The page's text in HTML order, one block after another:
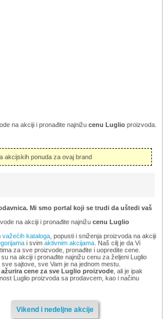
na akciji i pronađite najnižucenu Luglio proizvoda.
akcijskih ponuda za ovaj brand
Mi smo portal koji se trudi da uštedi vaš
na akciji i pronađite najnižu cenu Luglio
važećih kataloga, popusti i sniženja proizvoda na akciji
i svim aktivnim akcijama. Naš cilj je da Vi
za sve proizvode, pronađite i uopredite cene.
na akciji i pronađite najnižu cenu za željeni Luglio
sajtove, sve Vam je na jednom mestu.
cene za sve Luglio proizvode, ali je ipak
Luglio proizvoda sa prodavcem, kao i načinu
Vikend i nedeljne akcije